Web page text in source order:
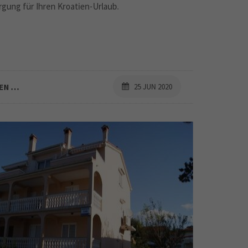
für Ihren Kroatien-Urlaub.
… 25 JUN 2020